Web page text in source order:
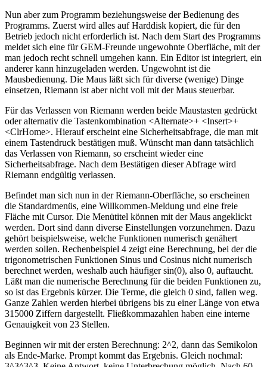
Nun aber zum Programm beziehungsweise der Bedienung des
Programms. Zuerst wird alles auf Harddisk kopiert, die für den
Betrieb jedoch nicht erforderlich ist. Nach dem Start des Programms
meldet sich eine für GEM-Freunde ungewohnte Oberfläche, mit der
man jedoch recht schnell umgehen kann. Ein Editor ist integriert, ein
anderer kann hinzugeladen werden. Ungewohnt ist die
Mausbedienung. Die Maus läßt sich für diverse (wenige) Dinge
einsetzen, Riemann ist aber nicht voll mit der Maus steuerbar.
Für das Verlassen von Riemann werden beide Maustasten gedrückt
oder alternativ die Tastenkombination <Alternate>+ <Insert>+
<ClrHome>. Hierauf erscheint eine Sicherheitsabfrage, die man mit
einem Tastendruck bestätigen muß. Wünscht man dann tatsächlich
das Verlassen von Riemann, so erscheint wieder eine
Sicherheitsabfrage. Nach dem Bestätigen dieser Abfrage wird
Riemann endgültig verlassen.
Befindet man sich nun in der Riemann-Oberfläche, so erscheinen
die Standardmenüs, eine Willkommen-Meldung und eine freie
Fläche mit Cursor. Die Menütitel können mit der Maus angeklickt
werden. Dort sind dann diverse Einstellungen vorzunehmen. Dazu
gehört beispielsweise, welche Funktionen numerisch genähert
werden sollen. Rechenbeispiel 4 zeigt eine Berechnung, bei der die
trigonometrischen Funktionen Sinus und Cosinus nicht numerisch
berechnet werden, weshalb auch häufiger sin(0), also 0, auftaucht.
Läßt man die numerische Berechnung für die beiden Funktionen zu,
so ist das Ergebnis kürzer. Die Terme, die gleich 0 sind, fallen weg.
Ganze Zahlen werden hierbei übrigens bis zu einer Länge von etwa
315000 Ziffern dargestellt. Fließkommazahlen haben eine interne
Genauigkeit von 23 Stellen.
Beginnen wir mit der ersten Berechnung: 2^2, dann das Semikolon
als Ende-Marke. Prompt kommt das Ergebnis. Gleich nochmal: